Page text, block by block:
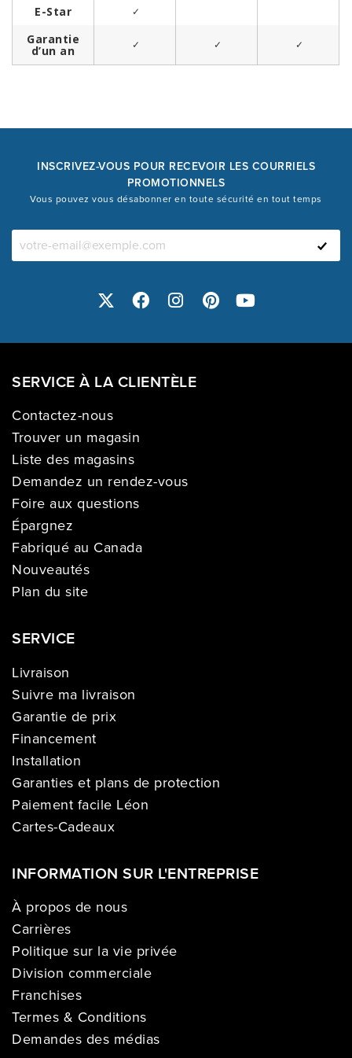
INSCRIVEZ-VOUS POUR RECEVOIR LES COURRIELS
PROMOTIONNELS
Vous pouvez vous désabonner en toute sécurité en tout temps
SERVICE À LA CLIENTÈLE
Contactez-nous
Trouver un magasin
Liste des magasins
Demandez un rendez-vous
Foire aux questions
Épargnez
Fabriqué au Canada
Nouveautés
Plan du site
SERVICE
Livraison
Suivre ma livraison
Garantie de prix
Financement
Installation
Garanties et plans de protection
Paiement facile Léon
Cartes-Cadeaux
INFORMATION SUR L'ENTREPRISE
À propos de nous
Carrières
Politique sur la vie privée
Division commerciale
Franchises
Termes & Conditions
Demandes des médias